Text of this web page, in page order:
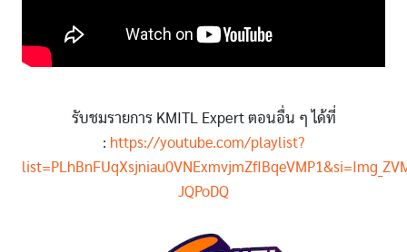
รับชมรายการ KMITL Expert ตอนอื่น ๆ ได้ที่
: https://youtube.com/playlist?
JQPoDQ